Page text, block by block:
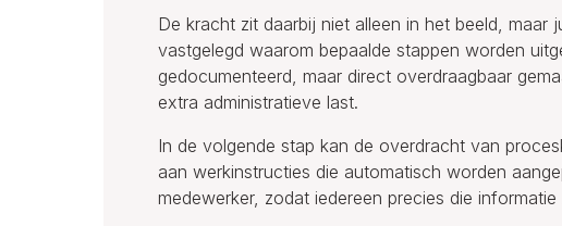
De kracht zit daarbij niet alleen in het beeld,
vastgelegd waarom bepaalde stappen worden
gedocumenteerd, maar direct overdraagbaar
extra administratieve last.
In de volgende stap kan de overdracht van
aan werkinstructies die automatisch worden
medewerker, zodat iedereen precies die